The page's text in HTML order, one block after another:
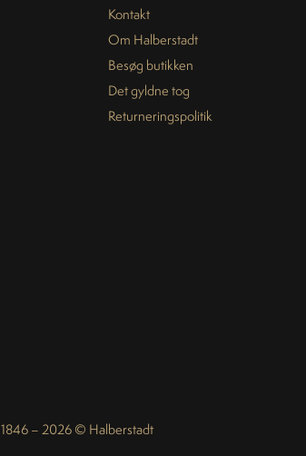
Kontakt
Om Halberstadt
Besøg butikken
Det gyldne tog
Returneringspolitik
1846 – 2026 © Halberstadt